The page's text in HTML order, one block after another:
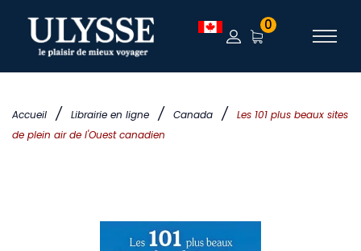
Accueil / Librairie en ligne / Canada /
Les 101 plus beaux sites
de plein air de l'Ouest canadien
0